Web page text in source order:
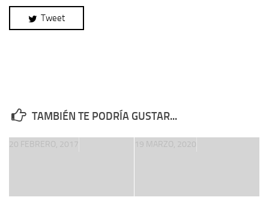
Tweet
TAMBIÉN TE PODRÍA GUSTAR...
20 FEBRERO, 2017 19 MARZO, 2020